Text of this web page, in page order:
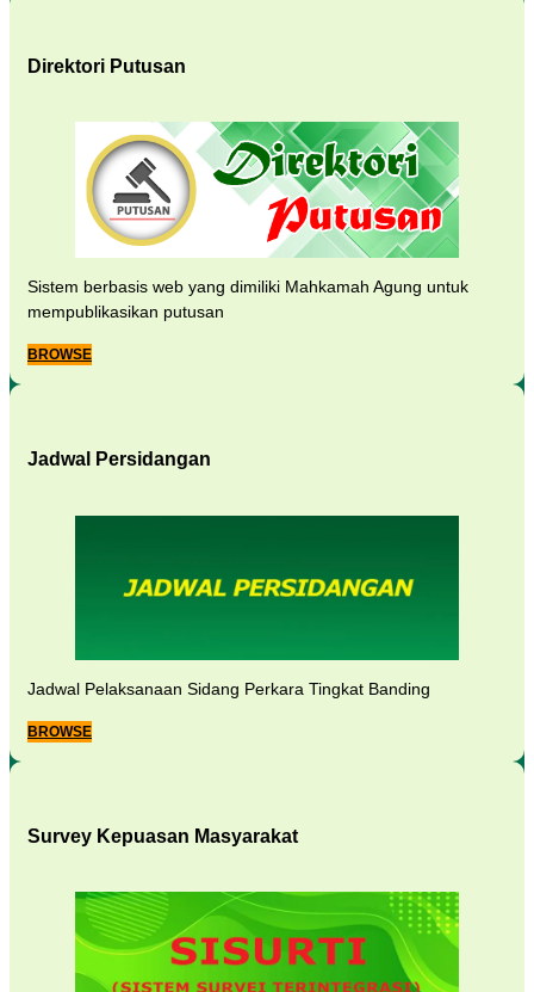
Direktori Putusan
Sistem berbasis web yang dimiliki Mahkamah Agung untuk
mempublikasikan putusan
BROWSE
Jadwal Persidangan
Jadwal Pelaksanaan Sidang Perkara Tingkat Banding
BROWSE
Survey Kepuasan Masyarakat